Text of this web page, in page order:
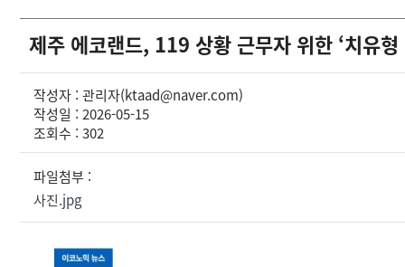
제주 에코랜드, 119 상황 근무자 위한 ‘치유형
작성자 : 관리자(ktaad@naver.com)
작성일 : 2026-05-15
조회수 : 302
파일첨부 :
사진.jpg